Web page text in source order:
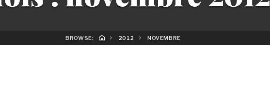
BROWSE: 2012 NOVEMBRE